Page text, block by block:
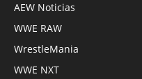
AEW Noticias
WWE RAW
WrestleMania
WWE NXT